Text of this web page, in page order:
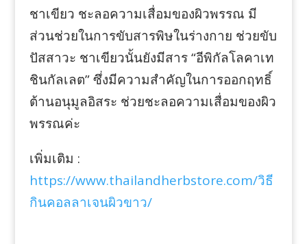
ชาเขียว ชะลอความเสื่อมของผิวพรรณ มี
ส่วนช่วยในการขับสารพิษในร่างกาย ช่วยขับ
ปัสสาวะ ชาเขียวนั้นยังมีสาร “อีพิกัลโลคาเท
ชินกัลเลต” ซึ่งมีความสำคัญในการออกฤทธิ์
ต้านอนุมูลอิสระ ช่วยชะลอความเสื่อมของผิว
พรรณค่ะ
เพิ่มเติม :
https://www.thailandherbstore.com/วิธี
กินคอลลาเจนผิวขาว/